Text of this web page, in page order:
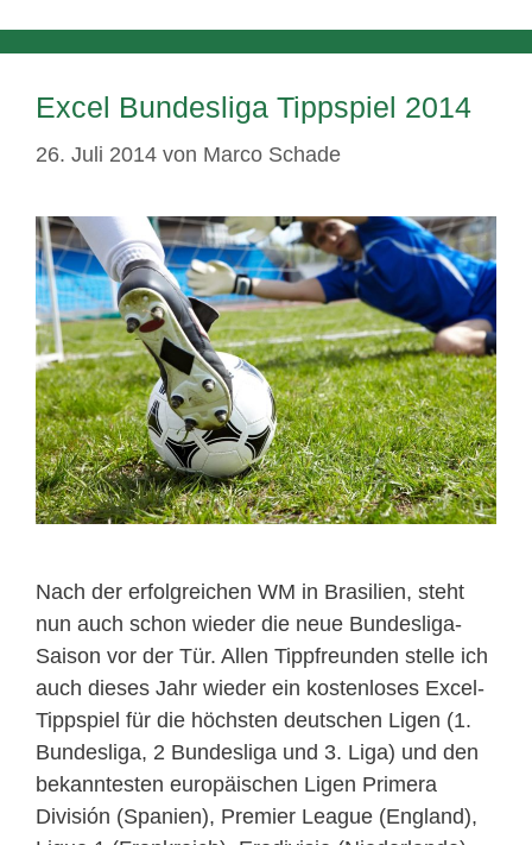
Excel Bundesliga Tippspiel 2014
26. Juli 2014 von Marco Schade
Nach der erfolgreichen WM in Brasilien, steht
nun auch schon wieder die neue Bundesliga-
Saison vor der Tür. Allen Tippfreunden stelle ich
auch dieses Jahr wieder ein kostenloses Excel-
Tippspiel für die höchsten deutschen Ligen (1.
Bundesliga, 2 Bundesliga und 3. Liga) und den
bekanntesten europäischen Ligen Primera
División (Spanien), Premier League (England),